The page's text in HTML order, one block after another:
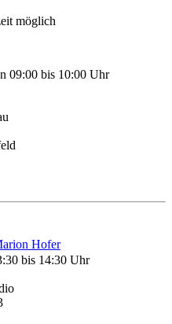
möglich
09:00 bis 10:00 Uhr
Hofer
bis 14:30 Uhr